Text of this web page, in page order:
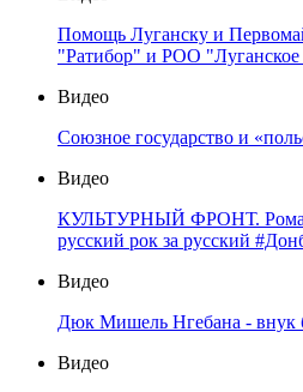
Помощь Луганску и
"Ратибор" и РОО "Луганское
Видео
Союзное государство и
Видео
КУЛЬТУРНЫЙ ФРОНТ.
русский рок за русский
Видео
Дюк Мишель Нгебана - внук
Видео